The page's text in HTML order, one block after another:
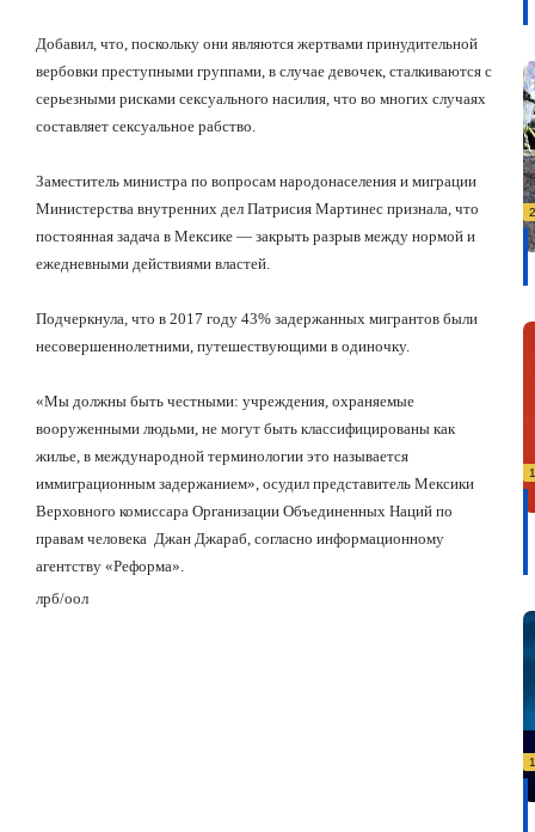
Добавил, что, поскольку они являются жертвами принудительной
вербовки преступными группами, в случае девочек, сталкиваются с
серьезными рисками сексуального насилия, что во многих случаях
составляет сексуальное рабство.
Заместитель министра по вопросам народонаселения и миграции
Министерства внутренних дел Патрисия Мартинес признала, что
постоянная задача в Мексике — закрыть разрыв между нормой и
ежедневными действиями властей.
Подчеркнула, что в 2017 году 43% задержанных мигрантов были
несовершеннолетними, путешествующими в одиночку.
«Мы должны быть честными: учреждения, охраняемые
вооруженными людьми, не могут быть классифицированы как
жилье, в международной терминологии это называется
иммиграционным задержанием», осудил представитель Мексики
Верховного комиссара Организации Объединенных Наций по
правам человека Джан Джараб, согласно информационному
агентству «Реформа».
лрб/оол